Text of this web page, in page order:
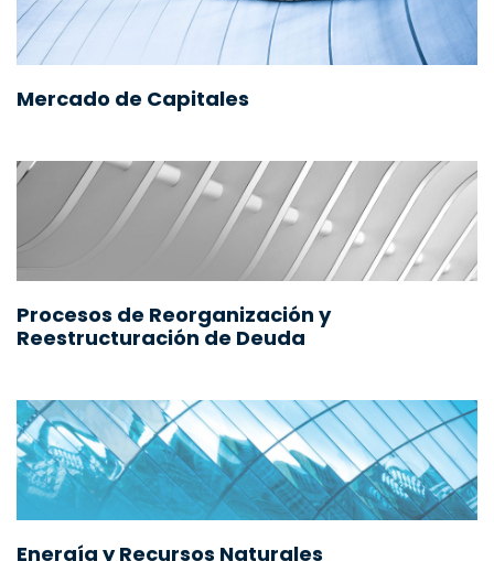
Mercado de Capitales
Procesos de Reorganización y
Reestructuración de Deuda
Energía y Recursos Naturales